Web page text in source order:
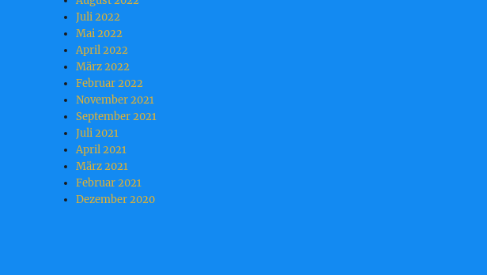
Juli 2022
Mai 2022
April 2022
März 2022
Februar 2022
November 2021
September 2021
Juli 2021
April 2021
März 2021
Februar 2021
Dezember 2020